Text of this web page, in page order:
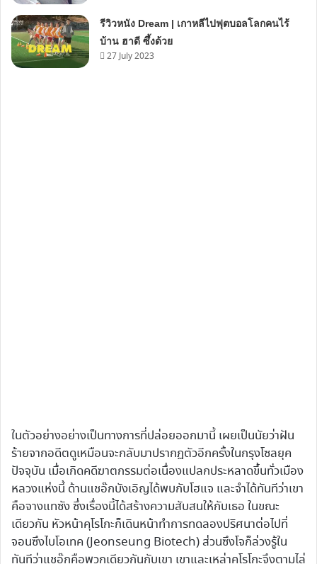
รีวิวหนัง Dream | เกาหลีไปฟุตบอลโลกคนไร้
บ้าน ฮาดี ซึ้งด้วย
27 July 2023
ในตัวอย่างอย่างเป็นทางการที่ปล่อยออกมานี้ เผยเป็นนัยว่าฝัน
ร้ายจากอดีตดูเหมือนจะกลับมาปรากฏตัวอีกครั้งในกรุงโซลยุค
ปัจจุบัน เมื่อเกิดคดีฆาตกรรมต่อเนื่องแปลกประหลาดขึ้นทั่วเมือง
หลวงแห่งนี้ ด้านแชอ๊กบังเอิญได้พบกับโฮแจ และจำได้ทันทีว่าเขา
คือจางแทซัง ซึ่งเรื่องนี้ได้สร้างความสับสนให้กับเธอ ในขณะ
เดียวกัน หัวหน้าคุโรโกะก็เดินหน้าทำการทดลองปริศนาต่อไปที่
จอนซึงไบโอเทค (Jeonseung Biotech) ส่วนซึงโจก็ล่วงรู้ใน
ทันทีว่าแชอ๊กคือพวกเดียวกันกับเขา เขาและเหล่าคุโรโกะจึงตามไล่